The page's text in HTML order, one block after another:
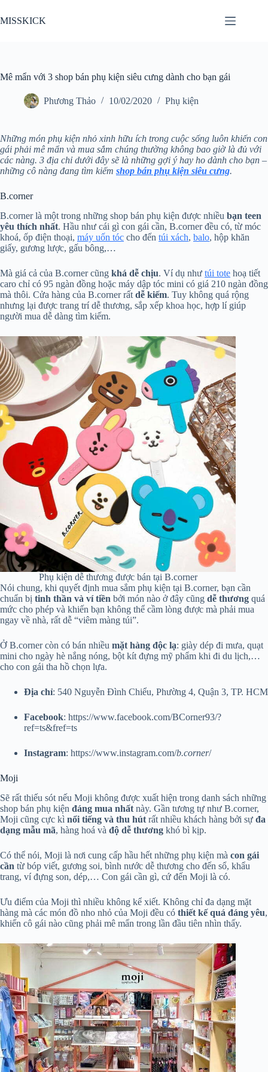
đến
phần
MISSKICK
Mê mẩn với 3 shop bán phụ kiện siêu cưng dành cho bạn gái
Phương Thảo 10/02/2020 Phụ kiện
Những món phụ kiện nhỏ xinh hữu ích trong cuộc sống luôn khiến con
gái phải mê mẩn và mua sắm chúng thường không bao giờ là đủ với
các nàng. 3 địa chỉ dưới đây sẽ là những gợi ý hay ho dành cho bạn –
những cô nàng đang tìm kiếm shop bán phụ kiện siêu cưng.
B.corner
B.corner là một trong những shop bán phụ kiện được nhiều bạn teen
yêu thích nhất. Hầu như cái gì con gái cần, B.corner đều có, từ móc
khoá, ốp điện thoại, máy uốn tóc cho đến túi xách, balo, hộp khăn
giấy, gương lược, gấu bông,…
Mà giá cả của B.corner cũng khá dễ chịu. Ví dụ như túi tote hoạ tiết
caro chỉ có 95 ngàn đồng hoặc máy dập tóc mini có giá 210 ngàn đồng
mà thôi. Cửa hàng của B.corner rất dễ kiếm. Tuy không quá rộng
nhưng lại được trang trí dễ thương, sắp xếp khoa học, hợp lí giúp
người mua dễ dàng tìm kiếm.
Phụ kiện dễ thương được bán tại B.corner
Nói chung, khi quyết định mua sắm phụ kiện tại B.corner, bạn cần
chuẩn bị tinh thần và ví tiền bởi món nào ở đây cũng dễ thương quá
mức cho phép và khiến bạn không thể cầm lòng được mà phải mua
ngay về nhà, rất dễ “viêm màng túi”.
Ở B.corner còn có bán nhiều mặt hàng độc lạ: giày dép đi mưa, quạt
mini cho ngày hè nắng nóng, bột kít đựng mỹ phẩm khi đi du lịch,…
cho con gái tha hồ chọn lựa.
Địa chỉ: 540 Nguyễn Đình Chiểu, Phường 4, Quận 3, TP. HCM
Facebook: https://www.facebook.com/BCorner93/?
ref=ts&fref=ts
Instagram: https://www.instagram.com/b.corner/
Moji
Sẽ rất thiếu sót nếu Moji không được xuất hiện trong danh sách những
shop bán phụ kiện đáng mua nhất này. Gần tương tự như B.corner,
Moji cũng cực kì nổi tiếng và thu hút rất nhiều khách hàng bởi sự đa
dạng mẫu mã, hàng hoá và độ dễ thương khó bì kịp.
Có thể nói, Moji là nơi cung cấp hầu hết những phụ kiện mà con gái
cần từ bóp viết, gương soi, bình nước dễ thương cho đến sổ, khẩu
trang, ví đựng son, dép,… Con gái cần gì, cứ đến Moji là có.
Ưu điểm của Moji thì nhiều không kể xiết. Không chỉ đa dạng mặt
hàng mà các món đồ nho nhỏ của Moji đều có thiết kế quá đáng yêu,
khiến cô gái nào cũng phải mê mẩn trong lần đầu tiên nhìn thấy.